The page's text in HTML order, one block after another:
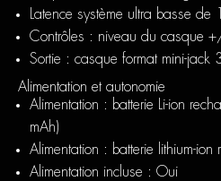
Latence système ultra basse de
Contrôles : niveau du casque
Sortie : casque format mini-jack
Alimentation et autonomie
Alimentation : batterie Li-ion
mAh)
Alimentation : batterie lithium-ion
Alimentation incluse : Oui